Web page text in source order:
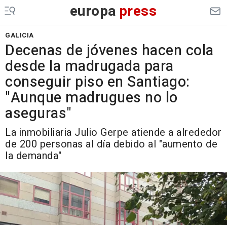
europa press
GALICIA
Decenas de jóvenes hacen cola
desde la madrugada para
conseguir piso en Santiago:
"Aunque madrugues no lo
aseguras"
La inmobiliaria Julio Gerpe atiende a alrededor
de 200 personas al día debido al "aumento de
la demanda"